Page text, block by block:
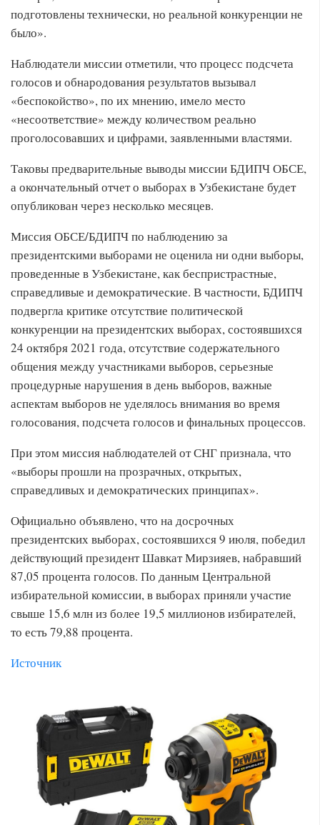
подготовлены технически, но реальной конкуренции не
было».
Наблюдатели миссии отметили, что процесс подсчета
голосов и обнародования результатов вызывал
«беспокойство», по их мнению, имело место
«несоответствие» между количеством реально
проголосовавших и цифрами, заявленными властями.
Таковы предварительные выводы миссии БДИПЧ ОБСЕ,
а окончательный отчет о выборах в Узбекистане будет
опубликован через несколько месяцев.
Миссия ОБСЕ/БДИПЧ по наблюдению за
президентскими выборами не оценила ни одни выборы,
проведенные в Узбекистане, как беспристрастные,
справедливые и демократические. В частности, БДИПЧ
подвергла критике отсутствие политической
конкуренции на президентских выборах, состоявшихся
24 октября 2021 года, отсутствие содержательного
общения между участниками выборов, серьезные
процедурные нарушения в день выборов, важные
аспектам выборов не уделялось внимания во время
голосования, подсчета голосов и финальных процессов.
При этом миссия наблюдателей от СНГ признала, что
«выборы прошли на прозрачных, открытых,
справедливых и демократических принципах».
Официально объявлено, что на досрочных
президентских выборах, состоявшихся 9 июля, победил
действующий президент Шавкат Мирзияев, набравший
87,05 процента голосов. По данным Центральной
избирательной комиссии, в выборах приняли участие
свыше 15,6 млн из более 19,5 миллионов избирателей,
то есть 79,88 процента.
Источник